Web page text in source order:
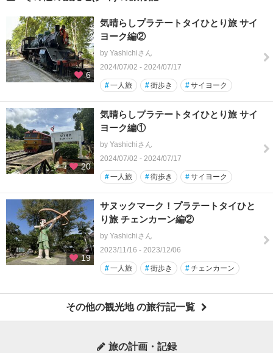
6
気晴らしプラテートタイひとり旅 サイ
ヨーク編②
by Yashichiさん
2024/07/02 - 2024/07/17
#一人旅 #街歩き #サイヨーク
20
気晴らしプラテートタイひとり旅 サイ
ヨーク編①
by Yashichiさん
2024/07/02 - 2024/07/17
#一人旅 #街歩き #サイヨーク
19
サヌックマーク！プラテートタイひと
り旅 チェンカーン編②
by Yashichiさん
2023/11/16 - 2023/12/06
#一人旅 #街歩き #チェンカーン
その他の観光地 の旅行記一覧
旅の計画・記録